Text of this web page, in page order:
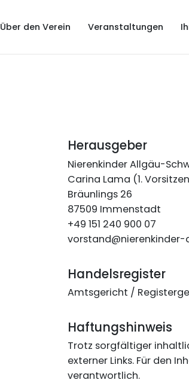
Über den Verein Veranstaltungen
Herausgeber
Nierenkinder Allgäu-
Carina Lama (1.
Bräunlings 26
87509 Immenstadt
+49 151 240 900 07
vorstand@nierenkinder-
Handelsregister
Amtsgericht /
Haftungshinweis
Trotz sorgfältiger
externer Links. Für den
verantwortlich.